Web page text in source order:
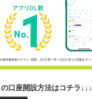
口座開設方法はコチラ↓↓↓